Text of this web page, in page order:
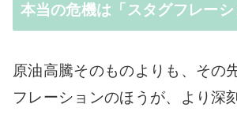
本当の危機は「スタグフレーシ
原油高騰そのものよりも、その
フレーションのほうが、より深